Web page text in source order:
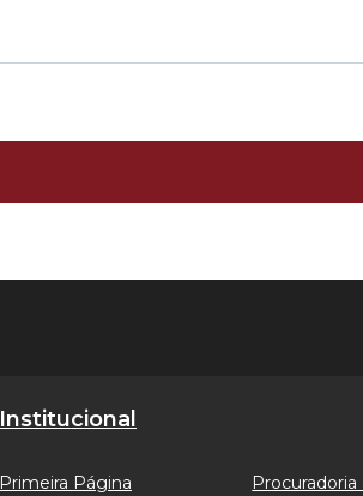
Institucional
Primeira Página
Procuradoria